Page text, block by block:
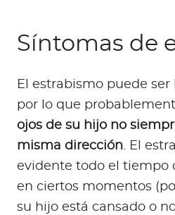
Síntomas de
El estrabismo puede
por lo que
ojos de su hijo no
misma dirección. El
evidente todo el tiempo
en ciertos momentos
su hijo está cansado o